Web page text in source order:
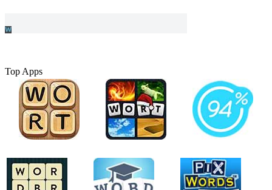
Top Apps